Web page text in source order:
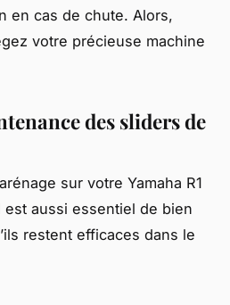
en cas de chute. Alors,
votre précieuse machine
des sliders de
sur votre Yamaha R1
aussi essentiel de bien
restent efficaces dans le